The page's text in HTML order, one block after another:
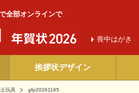
全部オンラインで
喪中はがき
挨拶状デザイン
玩具 gfp20261165